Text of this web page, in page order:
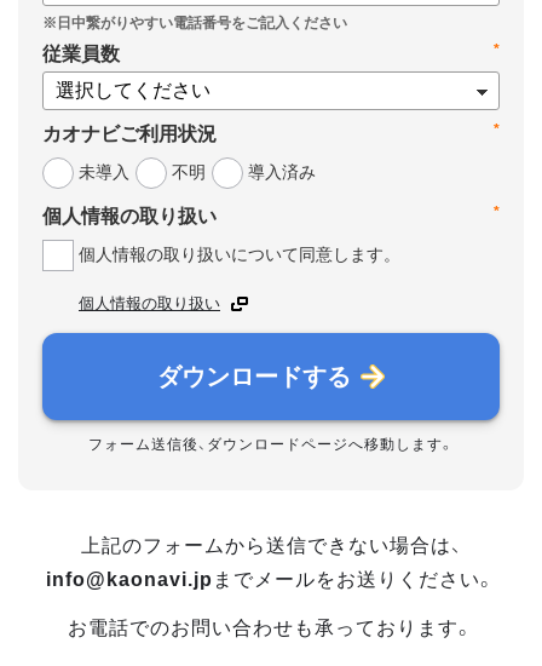
*
従業員数
*
カオナビご利用状況
未導入
不明 導入済み
*
個人情報の取り扱い
個人情報の取り扱いについて同意します。
個人情報の取り扱い
ダウンロードする
フォーム送信後、ダウンロードページへ移動します。
上記のフォームから送信できない場合は、
info@kaonavi.jp までメールをお送りください。
お電話でのお問い合わせも承っております。